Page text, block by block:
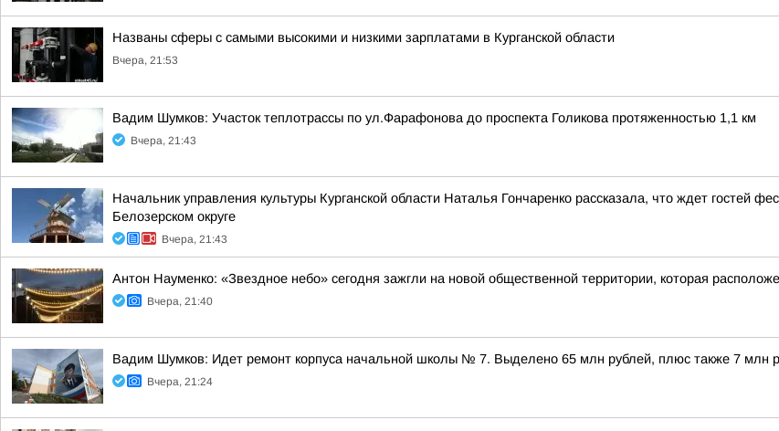
Названы сферы с самыми высокими и низкими зарплатами в Курганской области
Вчера, 21:53
Вадим Шумков: Участок теплотрассы по ул.Фарафонова до проспекта Голикова протяженностью 1,1 км
Вчера, 21:43
Начальник управления культуры Курганской области Наталья Гончаренко рассказала, что ждет гостей
Белозерском округе
Вчера, 21:43
Антон Науменко: «Звездное небо» сегодня зажгли на новой общественной территории, которая
Вчера, 21:40
Вадим Шумков: Идет ремонт корпуса начальной школы № 7. Выделено 65 млн рублей, плюс также 7 млн
Вчера, 21:24